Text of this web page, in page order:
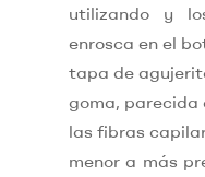
utilizando y
enrosca en el
tapa de
goma, parecida
las fibras
menor a más